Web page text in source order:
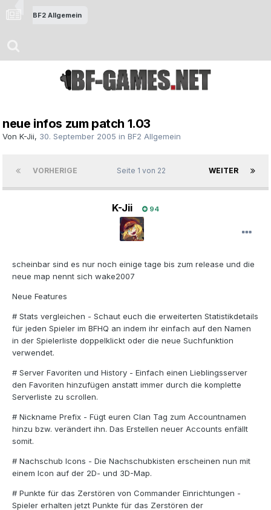
BF2 Allgemein
neue infos zum patch 1.03
Von K-Jii, 30. September 2005 in BF2 Allgemein
VORHERIGE WEITER
Seite 1 von 22
K-Jii 94
scheinbar sind es nur noch einige tage bis zum release und die
neue map nennt sich wake2007
Neue Features
# Stats vergleichen - Schaut euch die erweiterten Statistikdetails
für jeden Spieler im BFHQ an indem ihr einfach auf den Namen
in der Spielerliste doppelklickt oder die neue Suchfunktion
verwendet.
# Server Favoriten und History - Einfach einen Lieblingsserver
den Favoriten hinzufügen anstatt immer durch die komplette
Serverliste zu scrollen.
# Nickname Prefix - Fügt euren Clan Tag zum Accountnamen
hinzu bzw. verändert ihn. Das Erstellen neuer Accounts enfällt
somit.
# Nachschub Icons - Die Nachschubkisten erscheinen nun mit
einem Icon auf der 2D- und 3D-Map.
# Punkte für das Zerstören von Commander Einrichtungen -
Spieler erhalten jetzt Punkte für das Zerstören der